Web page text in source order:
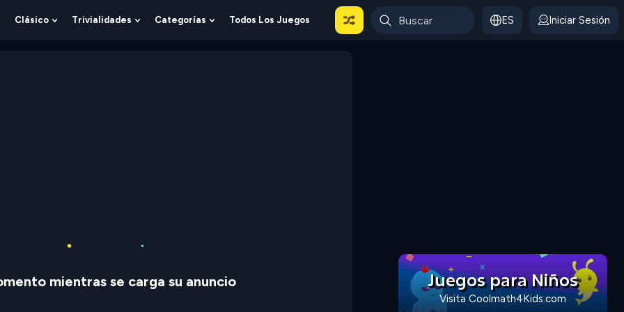
Show
Clásico
Show
Trivialidades
Show
Categorías
Show
Todos Los Juegos ES Iniciar Sesión
mientras se carga su anuncio Juegos para Niños
Visita Coolmath4Kids.com